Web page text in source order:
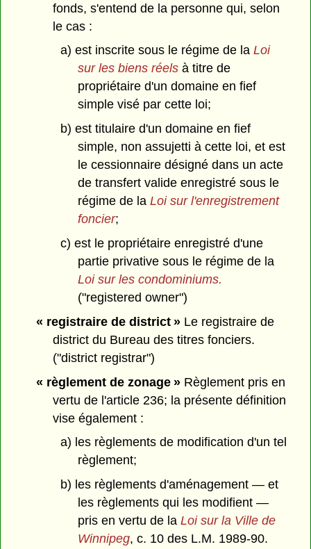
fonds, s'entend de la personne qui, selon
le cas :
a) est inscrite sous le régime de la Loi
sur les biens réelsà titre de
propriétaire d'un domaine en fief
simple visé par cette loi;
b) est titulaire d'un domaine en fief
simple, non assujetti à cette loi, et est
le cessionnaire désigné dans un acte
de transfert valide enregistré sous le
régime de la Loi sur l'enregistrement
foncier;
c) est le propriétaire enregistré d'une
partie privative sous le régime de la
Loi sur les condominiums.
("registered owner")
« registraire de district »Le registraire de
district du Bureau des titres fonciers.
("district registrar")
« règlement de zonage »Règlement pris en
vertu de l'article 236; la présente définition
vise également :
a) les règlements de modification d'un tel
règlement;
b) les règlements d'aménagement — et
les règlements qui les modifient —
pris en vertu de la Loi sur la Ville de
Winnipeg, c. 10 des L.M. 1989-90.